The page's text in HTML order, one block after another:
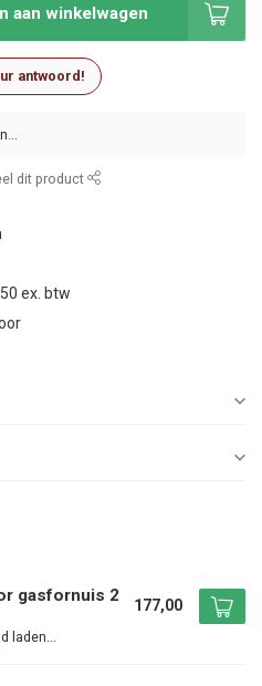
aan winkelwagen
antwoord!
dit product
ex. btw
gasfornuis 2
177,00